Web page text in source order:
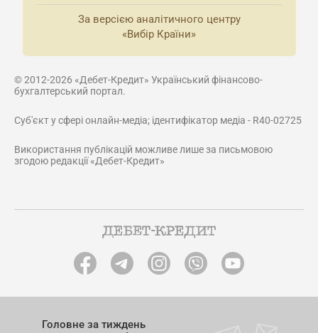
За версією аналітичного центру
«Вибір Країни»
© 2012-2026 «Дебет-Кредит» Український фінансово-
бухгалтерський портал.
Суб'єкт у сфері онлайн-медіа; ідентифікатор медіа - R40-02725
Використання публікацій можливе лише за письмовою
згодою редакції «Дебет-Кредит»
Головне за тиждень